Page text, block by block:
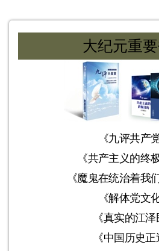
大纪元重
《九评共产党
《共产主义的终
《魔鬼在统治着我
《解体党文化
《真实的江泽
《中国历史正